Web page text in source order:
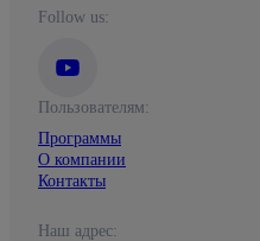
Follow us:
Пользователям:
Программы
О компании
Контакты
Наш адрес: